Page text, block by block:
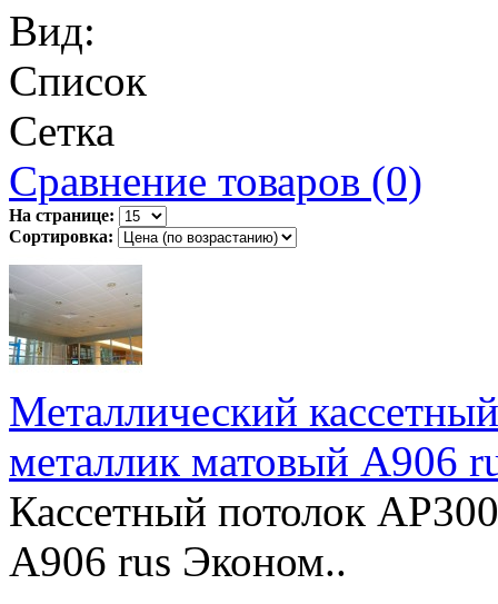
Вид:
Список
Сетка
Сравнение товаров (0)
На странице:
Сортировка:
Металлический
металлик матовый А906
Кассетный потолок
А906 rus Эконом..